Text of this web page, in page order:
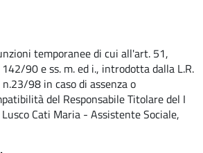
temporanee di cui all'art. 51,
90 e ss. m. ed i., introdotta dalla L.R.
98 in caso di assenza o
del Responsabile Titolare del I
Cati Maria - Assistente Sociale,